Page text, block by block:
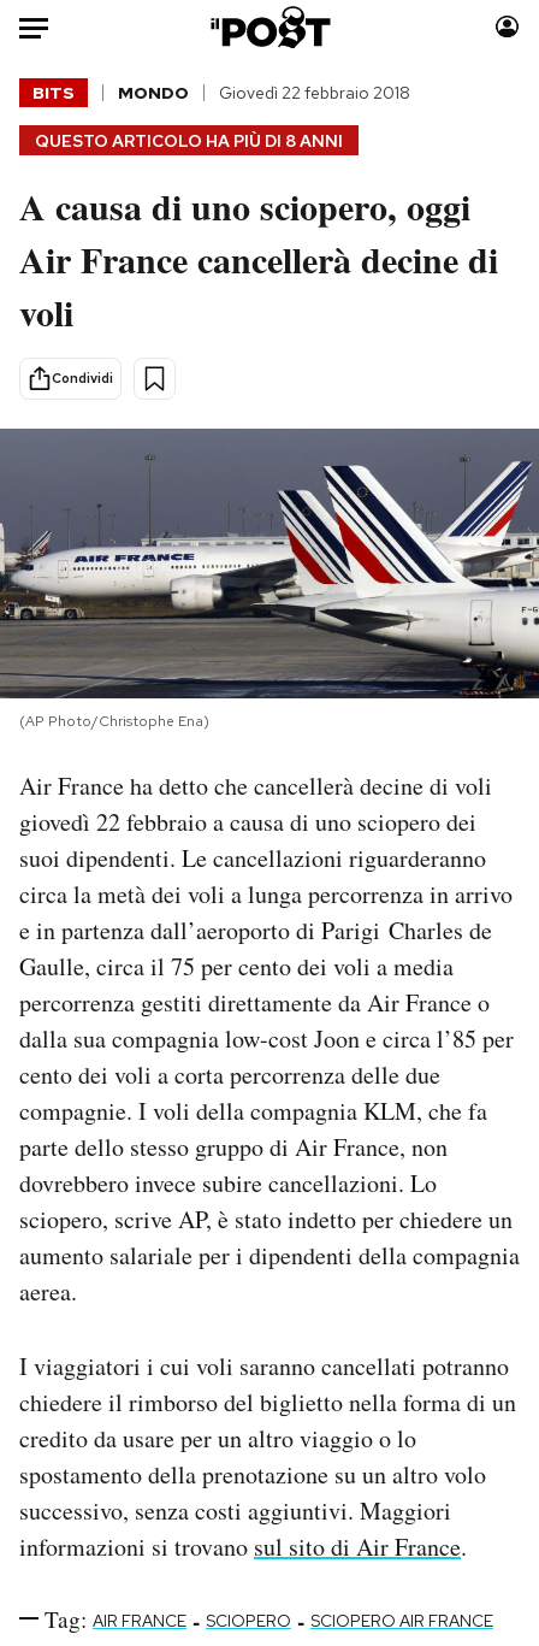
Auto
HOME
Italia
Politica
Scienza
Moda
Consumismi
Mondiali calcio 2026
PODCAST
NEWSLETTER
SHOP
CALENDARIO
AREA PERSONALE
Area Personale
Newsletter
Regala il Post
Hai bisogno di aiuto?
Esci
QUESTO ARTICOLO HA PIÙ DI 8 ANNI
BITS MONDO Giovedì 22 febbraio 2018
A causa di uno sciopero, oggi
Air France cancellerà decine di
voli
Condividi
(AP Photo/Christophe Ena)
Air France ha detto che cancellerà decine di voli
giovedì 22 febbraio a causa di uno sciopero dei
suoi dipendenti. Le cancellazioni riguarderanno
circa la metà dei voli a lunga percorrenza in arrivo
e in partenza dall’aeroporto di Parigi Charles de
Gaulle, circa il 75 per cento dei voli a media
percorrenza gestiti direttamente da Air France o
dalla sua compagnia low-cost Joon e circa l’85 per
cento dei voli a corta percorrenza delle due
compagnie. I voli della compagnia KLM, che fa
parte dello stesso gruppo di Air France, non
dovrebbero invece subire cancellazioni. Lo
sciopero, scrive AP, è stato indetto per chiedere un
aumento salariale per i dipendenti della compagnia
aerea.
I viaggiatori i cui voli saranno cancellati potranno
chiedere il rimborso del biglietto nella forma di un
credito da usare per un altro viaggio o lo
spostamento della prenotazione su un altro volo
successivo, senza costi aggiuntivi. Maggiori
informazioni si trovano sul sito di Air France.
Tag: AIR FRANCE - SCIOPERO - SCIOPERO AIR FRANCE